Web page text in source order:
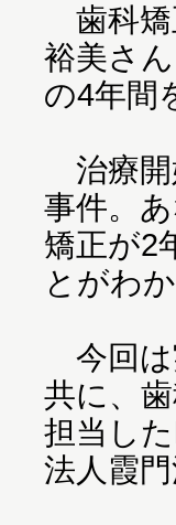
歯科矯
裕美さ
の4年間
治療開
事件。
矯正が2
とがわ
今回は
共に、
担当し
法人霞